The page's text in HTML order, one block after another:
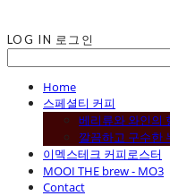
LOG IN 로그인
Home
스페셜티 커피
베리류와 와인의
깔끔하고 구수한
이멕스테크 커피로스터
MOOI THE brew - MO3
Contact